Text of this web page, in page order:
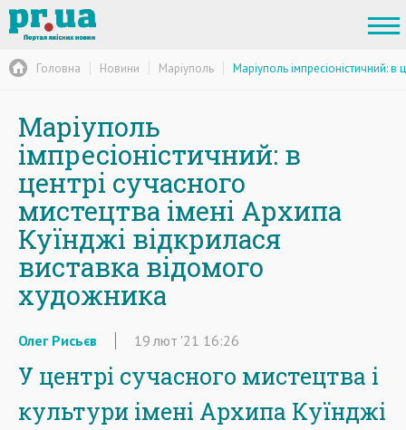
Головна Новини Маріуполь Маріуполь імпресіоністичний:
Маріуполь
імпресіоністичний: в
центрі сучасного
мистецтва імені Архипа
Куїнджі відкрилася
виставка відомого
художника
Олег Рисьєв 19 лют '21 16:26
У центрі сучасного мистецтва і
культури імені Архипа Куїнджі